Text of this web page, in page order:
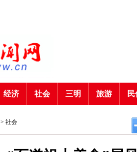
经济 社会 三明 旅游
> 社会